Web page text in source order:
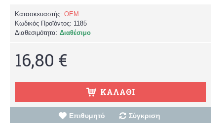
Κατασκευαστής: OEM
Κωδικός Προϊόντος: 1185
Διαθεσιμότητα: Διαθέσιμο
16,80 €
ΚΑΛΆΘΙ
Επιθυμητό Σύγκριση